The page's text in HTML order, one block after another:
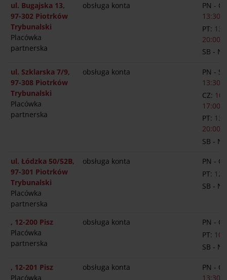
ul. Bugajska 13,
97-302 Piotrków
Trybunalski
Placówka
partnerska
obsługa konta
PN -
13:30-
PT:
20:00
SB -
ul. Szklarska 7/9,
97-308 Piotrków
Trybunalski
Placówka
partnerska
obsługa konta
PN -
13:30-
CZ:
17:00
PT:
20:00
SB -
ul. Łódzka 50/52B,
97-301 Piotrków
Trybunalski
Placówka
partnerska
obsługa konta
PN -
PT:
SB -
, 12-200 Pisz
Placówka
partnerska
obsługa konta
PN -
PT:
SB -
, 12-201 Pisz
Placówka
obsługa konta
PN -
13:30-